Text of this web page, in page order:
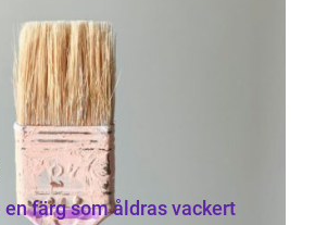
färg som åldras vackert